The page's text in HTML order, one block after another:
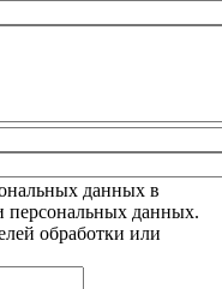
данных в
персональных данных.
обработки или